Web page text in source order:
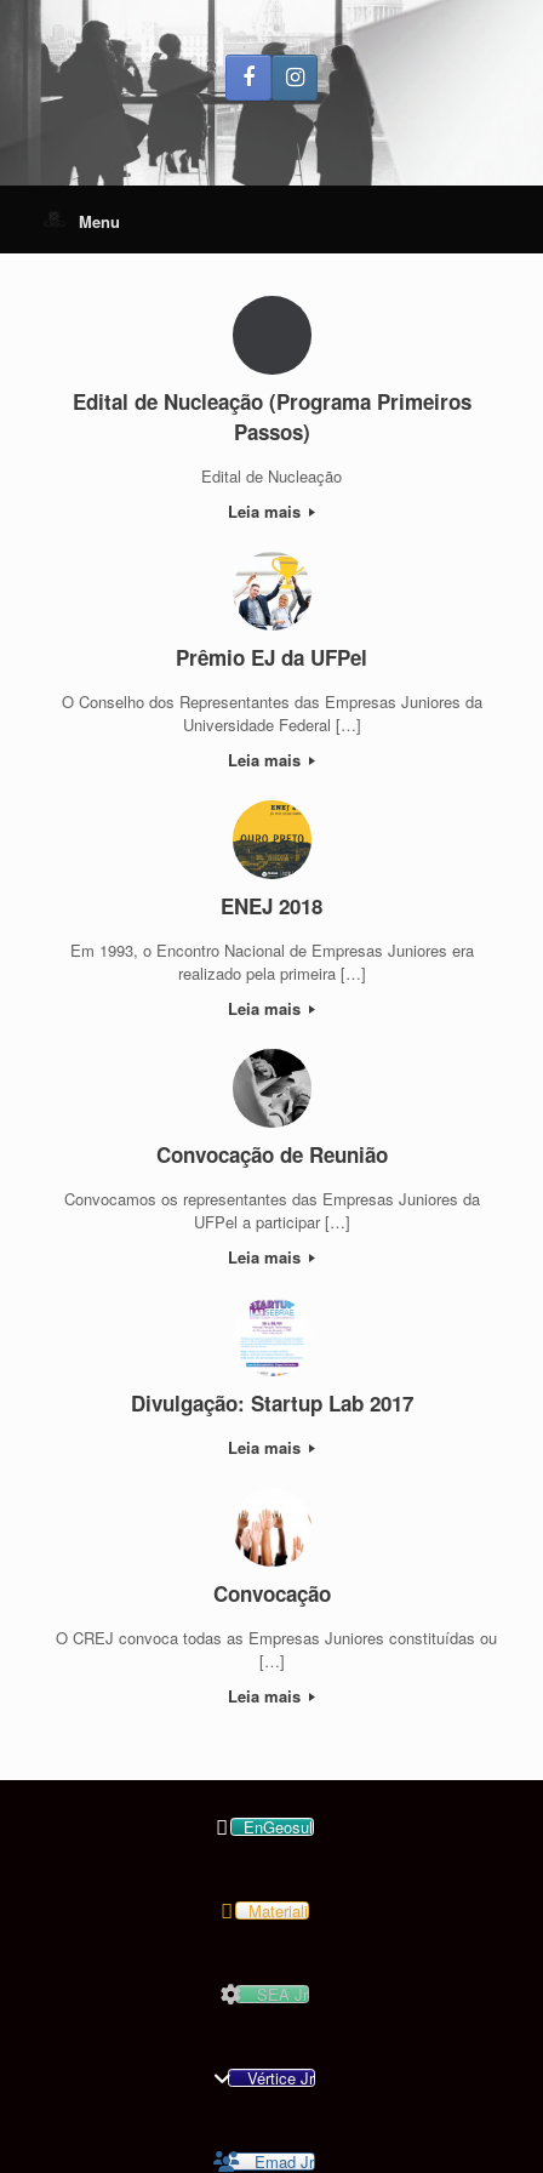
content
Menu
Edital de Nucleação (Programa Primeiros
Passos)
Edital de Nucleação
Leia mais
Prêmio EJ da UFPel
O Conselho dos Representantes das Empresas Juniores da
Universidade Federal […]
Leia mais
ENEJ 2018
Em 1993, o Encontro Nacional de Empresas Juniores era
realizado pela primeira […]
Leia mais
Convocação de Reunião
Convocamos os representantes das Empresas Juniores da
UFPel a participar […]
Leia mais
Divulgação: Startup Lab 2017
Leia mais
Convocação
O CREJ convoca todas as Empresas Juniores constituídas ou
[…]
Leia mais
EnGeosul
Materiali
SEA Jr
Vértice Jr
Emad Jr